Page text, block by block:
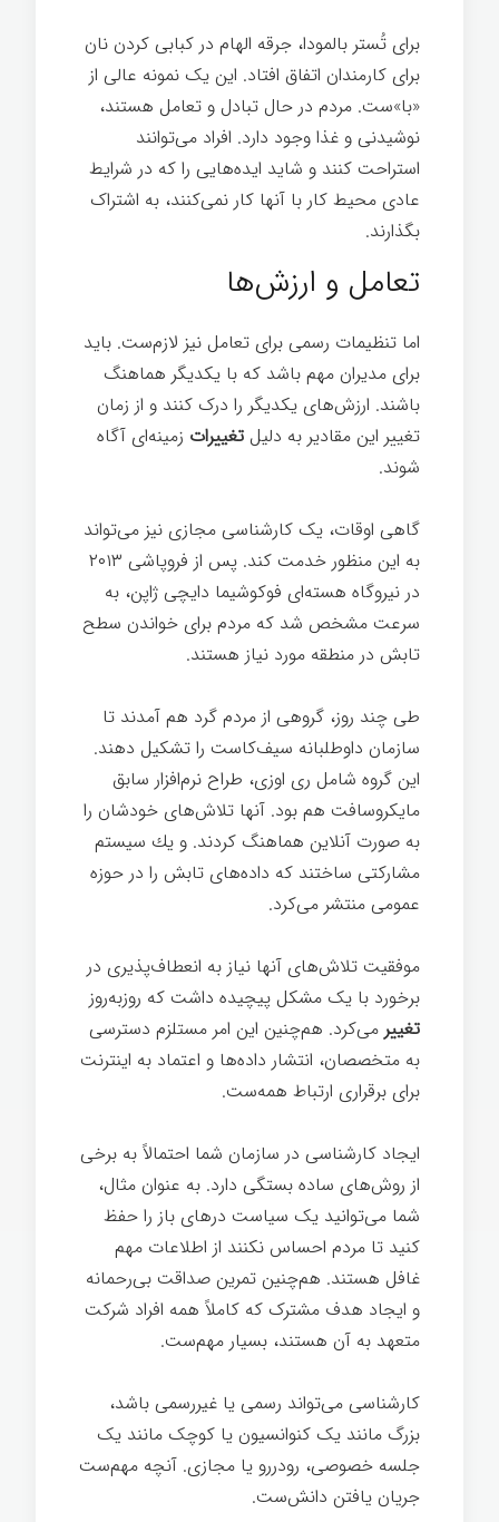
برای تُستر بالمودا، جرقه الهام در کبابی کردن نان
برای کارمندان اتفاق افتاد. این یک نمونه عالی از
«با»ست. مردم در حال تبادل و تعامل هستند،
نوشیدنی و غذا وجود دارد. افراد می‌توانند
استراحت کنند و شاید ایده‌هایی را که در شرایط
عادی محیط کار با آنها کار نمی‌کنند، به اشتراک
بگذارند.
تعامل و ارزش‌ها
اما تنظیمات رسمی برای تعامل نیز لازم‌ست. باید
برای مدیران مهم باشد که با یکدیگر هماهنگ
باشند. ارزش‌های یکدیگر را درک کنند و از زمان
تغییر این مقادیر به دلیل تغییرات زمینه‌ای آگاه
شوند.
گاهی اوقات، یک کارشناسی مجازی نیز می‌تواند
به این منظور خدمت کند. پس از فروپاشی ۲۰۱۳
در نیروگاه هسته‌ای فوکوشیما دایچی ژاپن، به
سرعت مشخص شد که مردم برای خواندن سطح
تابش در منطقه مورد نیاز هستند.
طی چند روز، گروهی از مردم گرد هم آمدند تا
سازمان داوطلبانه سیف‌کاست را تشکیل دهند.
این گروه شامل ری اوزی، طراح نرم‌افزار سابق
مایکروسافت هم بود. آنها تلاش‌های خودشان را
به صورت آنلاین هماهنگ كردند. و یك سیستم
مشاركتی ساختند كه داده‌های تابش را در حوزه
عمومی منتشر می‌كرد.
موفقیت تلاش‌های آنها نیاز به انعطاف‌پذیری در
برخورد با یک مشکل پیچیده داشت که روزبه‌روز
تغییر می‌کرد. هم‌چنین این امر مستلزم دسترسی
به متخصصان‌، انتشار داده‌ها و اعتماد به اینترنت
برای برقراری ارتباط همه‌ست.
ایجاد کارشناسی در سازمان شما احتمالاً به برخی
از روش‌های ساده بستگی دارد. به عنوان مثال،
شما می‌توانید یک سیاست درهای باز را حفظ
کنید تا مردم احساس نکنند از اطلاعات مهم
غافل هستند. هم‌چنین تمرین صداقت بی‌رحمانه
و ایجاد هدف مشترک که کاملاً همه افراد شرکت
متعهد به آن هستند، بسیار مهم‌ست.
کارشناسی می‌تواند رسمی یا غیررسمی باشد،
بزرگ مانند یک کنوانسیون یا کوچک مانند یک
جلسه خصوصی، رودررو یا مجازی. آنچه مهم‌ست
جریان یافتن دانش‌ست.